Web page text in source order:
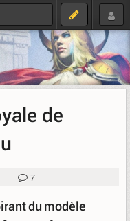
de
7
du modèle